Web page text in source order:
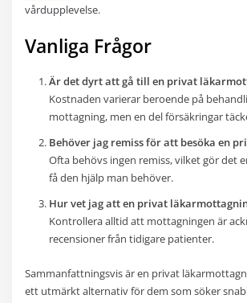
vårdupplevelse.
Vanliga Frågor
Är det dyrt att gå till en privat
Kostnaden varierar beroende på
mottagning, men en del försäkringar
Behöver jag remiss för att besöka en
Ofta behövs ingen remiss, vilket gör det
få den hjälp man behöver.
Hur vet jag att en privat
Kontrollera alltid att mottagningen är
recensioner från tidigare patienter.
Sammanfattningsvis är en privat
ett utmärkt alternativ för dem som söker